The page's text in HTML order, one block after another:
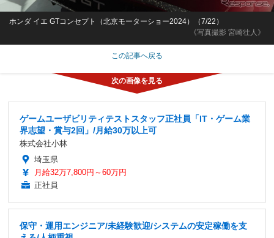
《写真撮影 宮崎壮人》
ホンダ イエ GTコンセプト（北京モーターショー2024）（7/22）
この記事へ戻る
ゲームユーザビリティテストスタッフ正社員「IT・ゲーム業
界志望・賞与2回」/月給30万以上可
株式会社小林
埼玉県
月給32万7,800円～60万円
正社員
保守・運用エンジニア/未経験歓迎/システムの安定稼働を支